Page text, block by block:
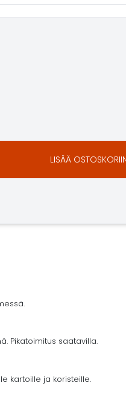
LISÄÄ
Pikatoimitus saatavilla.
kartoille ja koristeille.